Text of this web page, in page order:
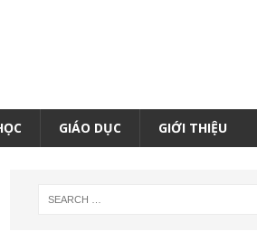
GIÁO DỤC GIỚI THIỆU